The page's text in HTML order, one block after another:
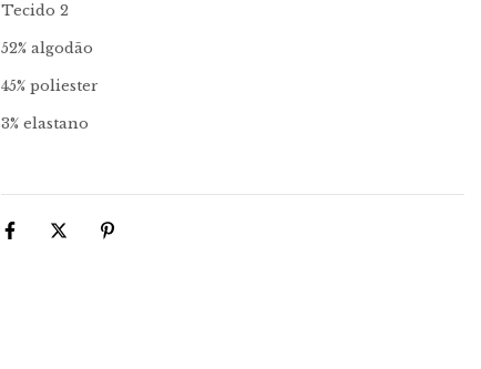
Tecido 2
52% algodão
45% poliester
3% elastano